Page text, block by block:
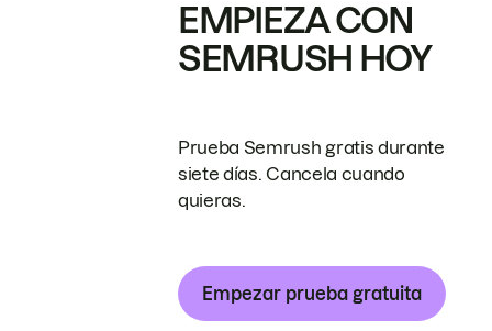
EMPIEZA CON
SEMRUSH HOY
Prueba Semrush gratis durante
siete días. Cancela cuando
quieras.
Empezar prueba gratuita